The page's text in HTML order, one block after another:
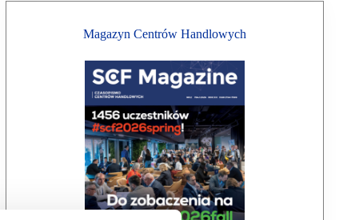
Magazyn Centrów Handlowych